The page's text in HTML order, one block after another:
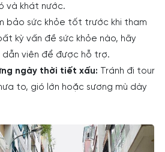
và khát nước.
bảo sức khỏe tốt trước khi tham
kỳ vấn đề sức khỏe nào, hãy
viên để được hỗ trợ.
ngày thời tiết xấu: Tránh đi tour
to, gió lớn hoặc sương mù dày